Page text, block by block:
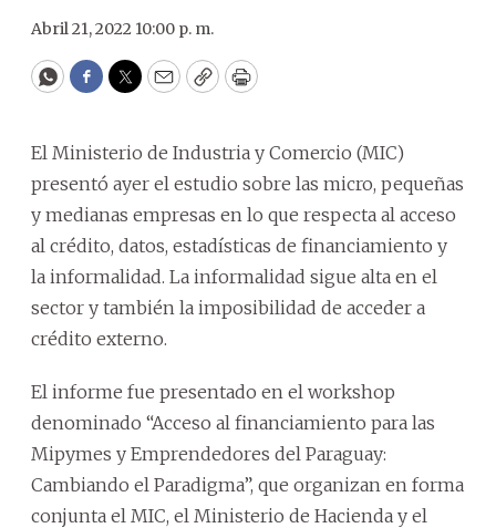
Abril 21, 2022 10:00 p. m.
WhatsApp
Facebook
Twitter
EmailCopyPrint
El Ministerio de Industria y Comercio (MIC)
presentó ayer el estudio sobre las micro, pequeñas
y medianas empresas en lo que respecta al acceso
al crédito, datos, estadísticas de financiamiento y
la informalidad. La informalidad sigue alta en el
sector y también la imposibilidad de acceder a
crédito externo.
El informe fue presentado en el workshop
denominado “Acceso al financiamiento para las
Mipymes y Emprendedores del Paraguay:
Cambiando el Paradigma”, que organizan en forma
conjunta el MIC, el Ministerio de Hacienda y el